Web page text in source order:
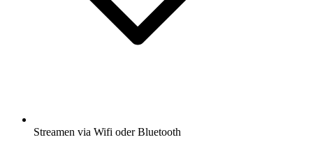
Streamen via Wifi oder Bluetooth